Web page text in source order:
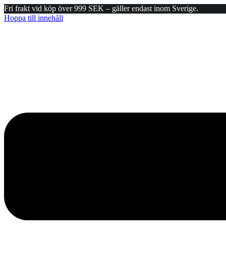
Fri frakt vid köp över 999 SEK – gäller endast inom Sverige.
Hoppa till innehåll